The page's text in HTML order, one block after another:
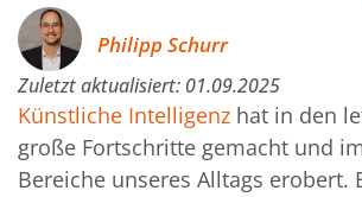
Philipp Schurr
Zuletzt aktualisiert: 01.09.2025
Künstliche Intelligenz hat in den
große Fortschritte gemacht und
Bereiche unseres Alltags erobert.